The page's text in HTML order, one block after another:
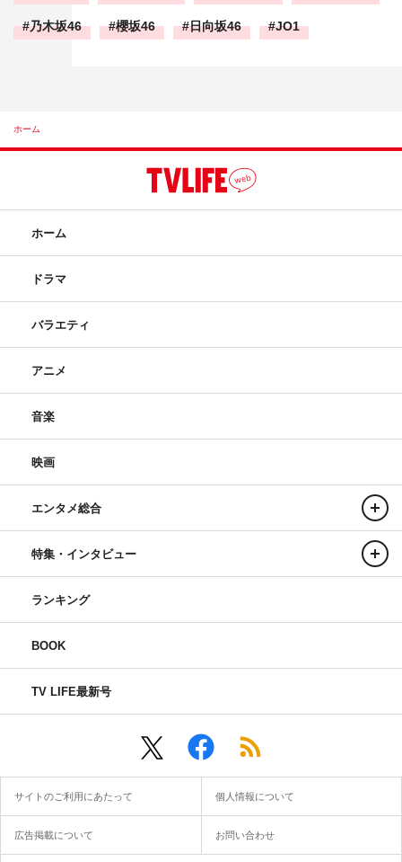
乃木坂46 櫻坂46 日向坂46 JO1
ホーム
ホーム
ドラマ
バラエティ
アニメ
音楽
映画
エンタメ総合
特集・インタビュー
ランキング
BOOK
TV LIFE最新号
サイトのご利用にあたって 個人情報について
広告掲載について お問い合わせ